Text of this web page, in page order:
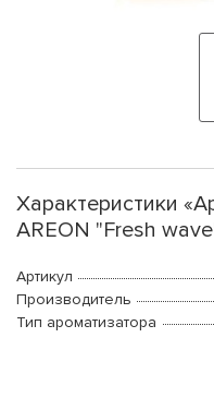
Характеристики
AREON "Fresh
Артикул
Производитель
Тип ароматизатора